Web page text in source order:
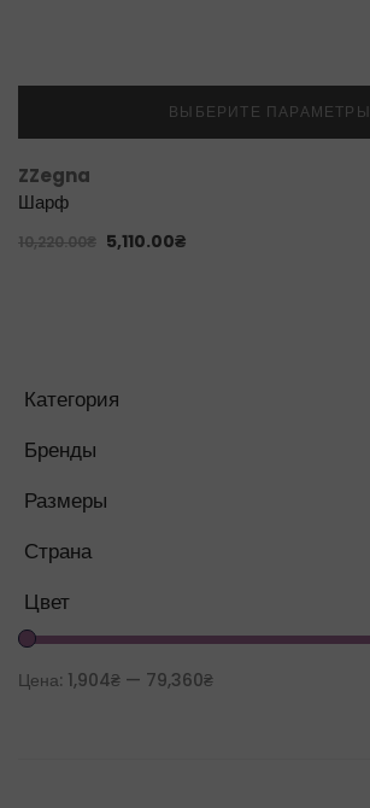
ВЫБЕРИТЕ ПАРАМЕТРЫ
ZZegna
Шарф
10,220.00₴ 5,110.00₴
Категория
Бренды
Размеры
Страна
Цвет
Цена: 1,904₴ — 79,360₴